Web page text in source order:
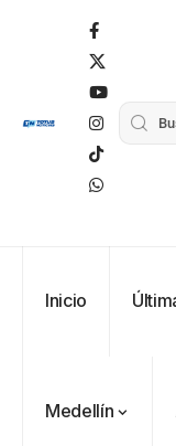
Inicio
Medellín